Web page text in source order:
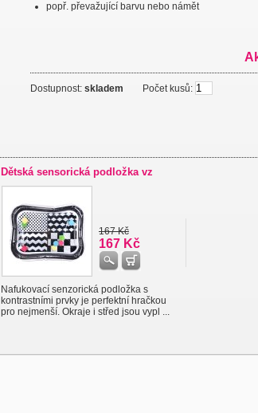
popř. převažující barvu nebo námět
Dostupnost: skladem Počet kusů:
Dětská sensorická podložka vz
167 Kč
167 Kč
Nafukovací senzorická podložka s
kontrastními prvky je perfektní hračkou
pro nejmenší. Okraje i střed jsou vypl ...